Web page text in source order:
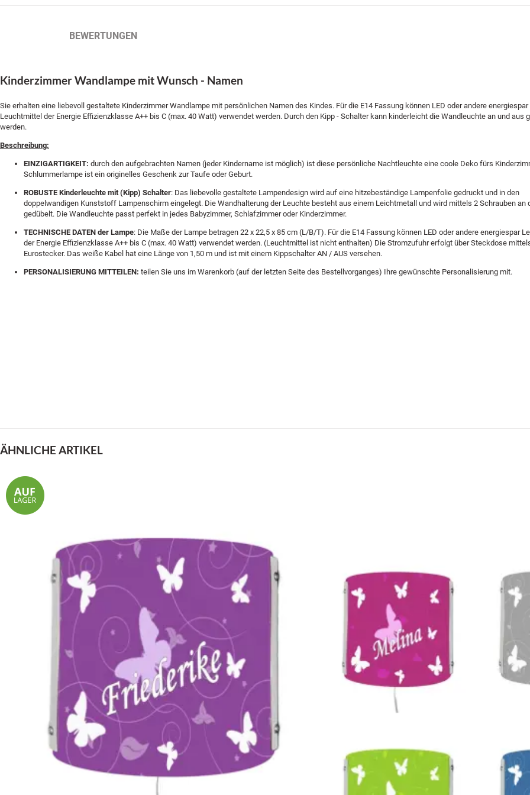
BEWERTUNGEN
Kinderzimmer Wandlampe mit Wunsch - Namen
Sie erhalten eine liebevoll gestaltete Kinderzimmer Wandlampe mit persönlichen Namen des Kindes. Für die E14 Fassung können LED oder andere energiespar
Leuchtmittel der Energie Effizienzklasse A++ bis C (max. 40 Watt) verwendet werden. Durch den Kipp - Schalter kann kinderleicht die Wandleuchte an und aus
werden.
Beschreibung:
EINZIGARTIGKEIT: durch den aufgebrachten Namen (jeder Kindername ist möglich) ist diese persönliche Nachtleuchte eine coole Deko fürs
Schlummerlampe ist ein originelles Geschenk zur Taufe oder Geburt.
ROBUSTE Kinderleuchte mit (Kipp) Schalter: Das liebevolle gestaltete Lampendesign wird auf eine hitzebeständige Lampenfolie gedruckt und in den
doppelwandigen Kunststoff Lampenschirm eingelegt. Die Wandhalterung der Leuchte besteht aus einem Leichtmetall und wird mittels 2 Schrauben an
gedübelt. Die Wandleuchte passt perfekt in jedes Babyzimmer, Schlafzimmer oder Kinderzimmer.
TECHNISCHE DATEN der Lampe: Die Maße der Lampe betragen 22 x 22,5 x 85 cm (L/B/T). Für die E14 Fassung können LED oder andere energiespar
der Energie Effizienzklasse A++ bis C (max. 40 Watt) verwendet werden. (Leuchtmittel ist nicht enthalten) Die Stromzufuhr erfolgt über Steckdose
Eurostecker. Das weiße Kabel hat eine Länge von 1,50 m und ist mit einem Kippschalter AN / AUS versehen.
PERSONALISIERUNG MITTEILEN: teilen Sie uns im Warenkorb (auf der letzten Seite des Bestellvorganges) Ihre gewünschte Personalisierung mit.
ÄHNLICHE ARTIKEL